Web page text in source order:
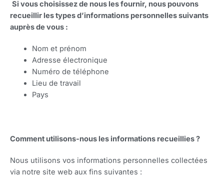
Si vous choisissez de nous les fournir, nous pouvons
recueillir les types d’informations personnelles suivants
auprès de vous :
Nom et prénom
Adresse électronique
Numéro de téléphone
Lieu de travail
Pays
Comment utilisons-nous les informations recueillies ?
Nous utilisons vos informations personnelles collectées
via notre site web aux fins suivantes :